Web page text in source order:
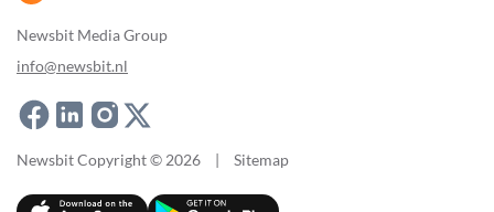
Newsbit Media Group
info@newsbit.nl
Newsbit Copyright © 2026 | Sitemap